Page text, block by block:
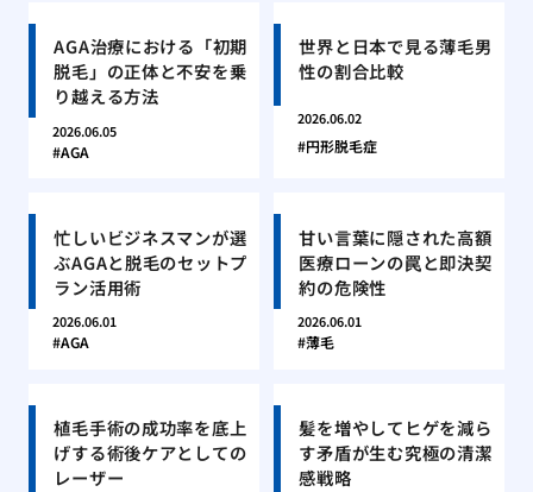
AGA治療における「初期
脱毛」の正体と不安を乗
り越える方法
2026.06.05
AGA
世界と日本で見る薄毛男
性の割合比較
2026.06.02
円形脱毛症
忙しいビジネスマンが選
ぶAGAと脱毛のセットプ
ラン活用術
2026.06.01
AGA
甘い言葉に隠された高額
医療ローンの罠と即決契
約の危険性
2026.06.01
薄毛
植毛手術の成功率を底上
げする術後ケアとしての
レーザー
髪を増やしてヒゲを減ら
す矛盾が生む究極の清潔
感戦略